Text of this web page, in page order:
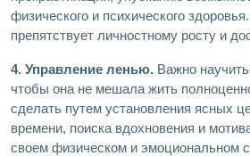
физического и психического
препятствует личностному росту и
4. Управление ленью. Важно
чтобы она не мешала жить
сделать путем установления ясных
времени, поиска вдохновения и
своем физическом и эмоциональном